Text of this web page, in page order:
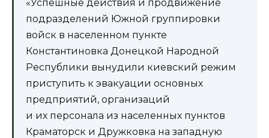
«Успешные действия и продвижение
подразделений Южной группировки
войск в населенном пункте
Константиновка Донецкой Народной
Республики вынудили киевский режим
приступить к эвакуации основных
предприятий, организаций
и их персонала из населенных пунктов
Краматорск и Дружковка на западную